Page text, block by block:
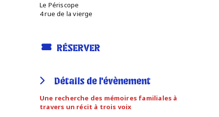
Le Périscope
4 rue de la vierge
RÉSERVER
Détails de l'évènement
Une recherche des mémoires familiales à
travers un récit à trois voix